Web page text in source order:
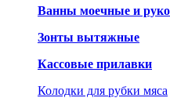
Ванны моечные и
Зонты вытяжные
Кассовые прилавки
Колодки для рубки мяса